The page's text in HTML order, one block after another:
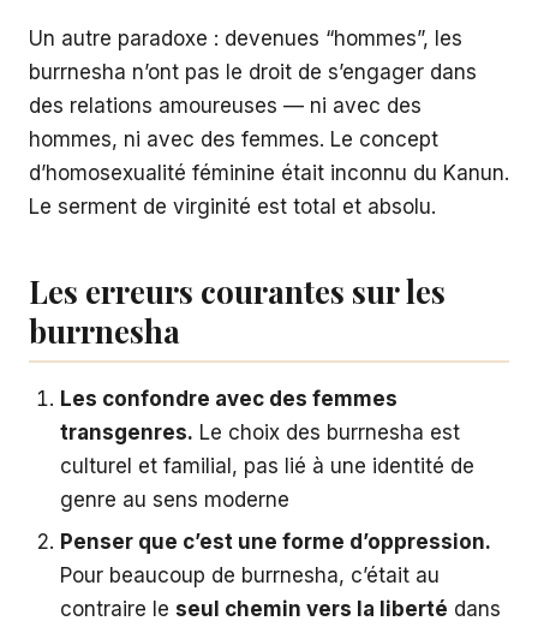
Un autre paradoxe : devenues “hommes”, les
burrnesha n’ont pas le droit de s’engager dans
des relations amoureuses — ni avec des
hommes, ni avec des femmes. Le concept
d’homosexualité féminine était inconnu du Kanun.
Le serment de virginité est total et absolu.
Les erreurs courantes sur les
burrnesha
Les confondre avec des femmes
transgenres. Le choix des burrnesha est
culturel et familial, pas lié à une identité de
genre au sens moderne
Penser que c’est une forme d’oppression.
Pour beaucoup de burrnesha, c’était au
contraire le seul chemin vers la liberté dans